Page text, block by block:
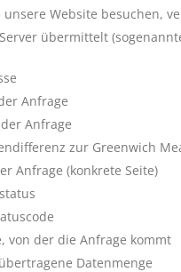
unsere Website besuchen,
übermittelt
Anfrage
Anfrage
zur Greenwich
Anfrage (konkrete Seite)
von der die Anfrage kommt
Datenmenge